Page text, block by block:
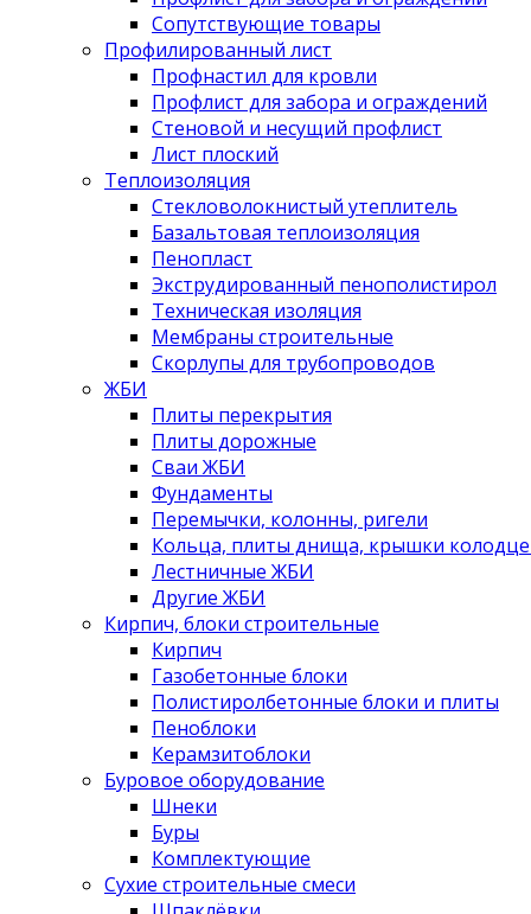
Сопутствующие товары
Профилированный лист
Профнастил для кровли
Профлист для забора и ограждений
Стеновой и несущий профлист
Лист плоский
Теплоизоляция
Стекловолокнистый утеплитель
Базальтовая теплоизоляция
Пенопласт
Экструдированный пенополистирол
Техническая изоляция
Мембраны строительные
Скорлупы для трубопроводов
ЖБИ
Плиты перекрытия
Плиты дорожные
Сваи ЖБИ
Фундаменты
Перемычки, колонны, ригели
Кольца, плиты днища, крышки
Лестничные ЖБИ
Другие ЖБИ
Кирпич, блоки строительные
Кирпич
Газобетонные блоки
Полистиролбетонные блоки и плиты
Пеноблоки
Керамзитоблоки
Буровое оборудование
Шнеки
Буры
Комплектующие
Сухие строительные смеси